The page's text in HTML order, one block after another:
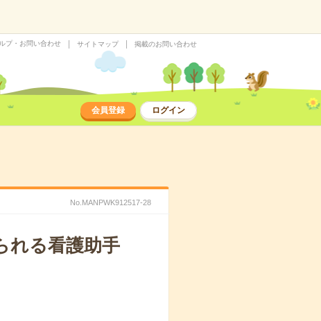
プ・お問い合わせ サイトマップ 掲載のお問い合わせ
会員登録 ログイン
No.MANPWK912517-28
れる看護助手